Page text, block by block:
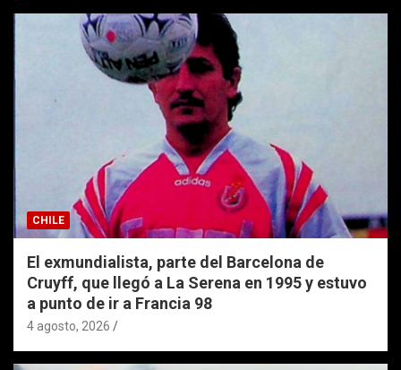
CHILE
El exmundialista, parte del Barcelona de
Cruyff, que llegó a La Serena en 1995 y estuvo
a punto de ir a Francia 98
4 agosto, 2026